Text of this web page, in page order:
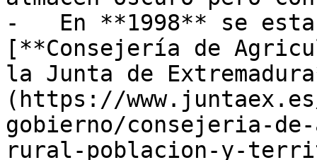
-   En **1998** se
[**Consejería de
la Junta de
(https://
gobierno/consejeria-
rural-poblacion-y-